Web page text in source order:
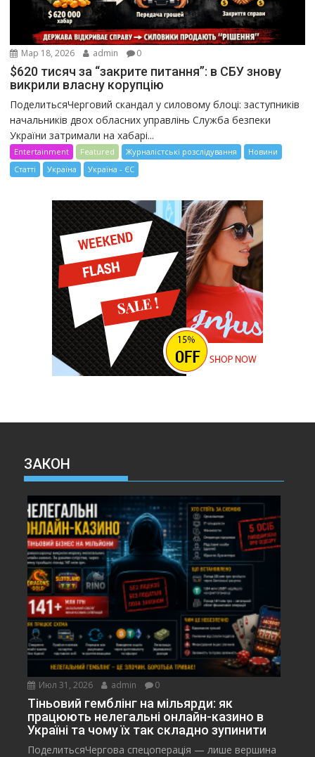
Мар 18, 2026 admin 0
$620 тисяч за “закрите питання”: в СБУ знову
викрили власну корупцію
ПоделитьсяЧерговий скандал у силовому блоці: заступників
начальників двох обласних управлінь Служба безпеки
України затримали на хабарі...
Entertainment Featured Журналістські розслідування
Новини
Статті
Україна Україна - ЄС
ЗАКОН
Июл 31, 2026 admin 0
Тіньовий гемблінг на мільярди: як
працюють нелегальні онлайн-казино в
Україні та чому їх так складно зупинити
ПоделитьсяЧергова спецоперація — лише вершина